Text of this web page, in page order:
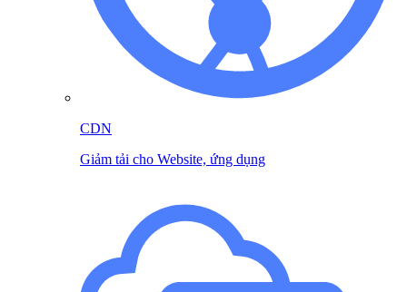
CDN
Giảm tải cho Website, ứng dụng